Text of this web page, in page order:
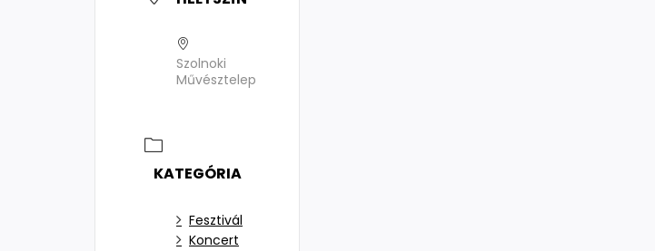
Szolnoki
Művésztelep
KATEGÓRIA
Fesztivál
Koncert